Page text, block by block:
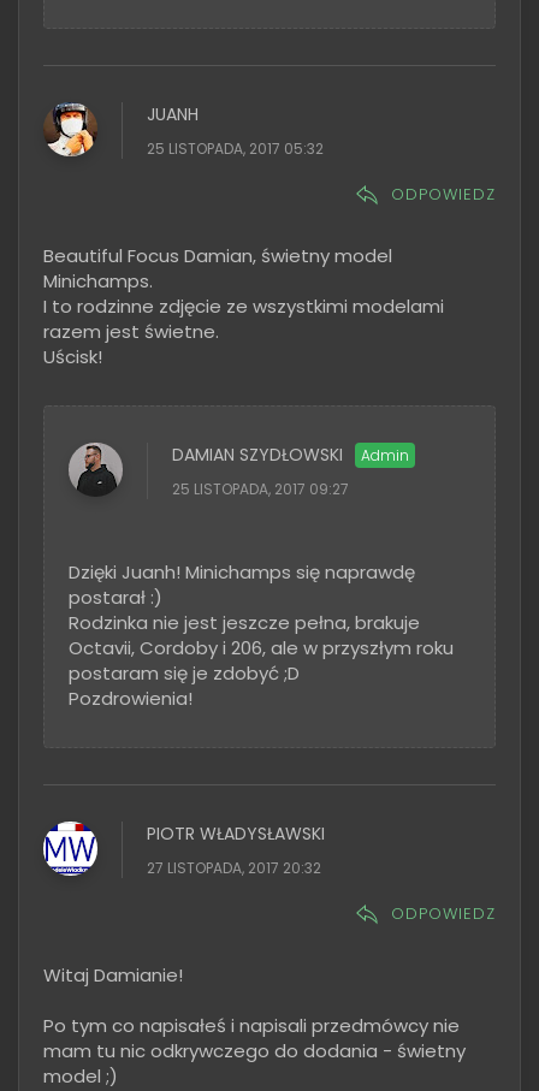
JUANH
25 LISTOPADA, 2017 05:32
ODPOWIEDZ
Beautiful Focus Damian, świetny model
Minichamps.
I to rodzinne zdjęcie ze wszystkimi modelami
razem jest świetne.
Uścisk!
DAMIAN SZYDŁOWSKI
25 LISTOPADA, 2017 09:27
Dzięki Juanh! Minichamps się naprawdę
postarał :)
Rodzinka nie jest jeszcze pełna, brakuje
Octavii, Cordoby i 206, ale w przyszłym roku
postaram się je zdobyć ;D
Pozdrowienia!
PIOTR WŁADYSŁAWSKI
27 LISTOPADA, 2017 20:32
ODPOWIEDZ
Witaj Damianie!
Po tym co napisałeś i napisali przedmówcy nie
mam tu nic odkrywczego do dodania - świetny
model ;)